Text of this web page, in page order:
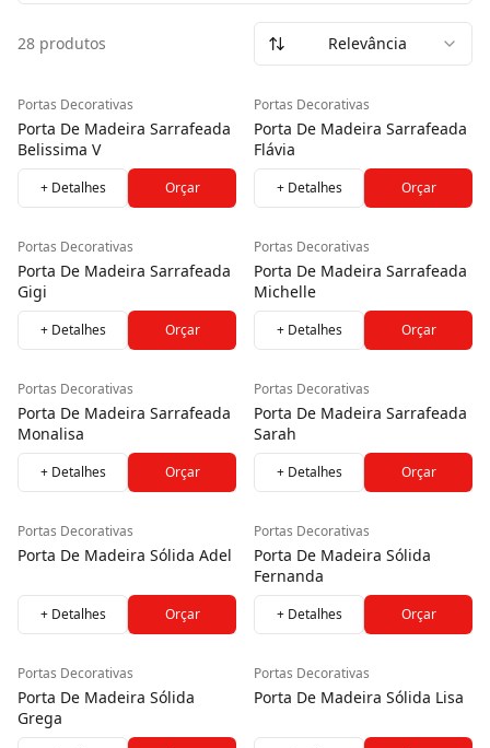
Mais do que um elemento funcional, a porta decorativa
agrega personalidade e sofisticação aos ambientes.
Produzida com estrutura sarrafeada, une resistência,
leveza e excelente acabamento, valorizando o projeto com
design marcante e detalhes que fazem diferença na
composição.
28 produtos Relevância
Portas Decorativas
Porta De Madeira Sarrafeada
Belissima V
+ Detalhes Orçar
Portas Decorativas
Porta De Madeira Sarrafeada
Flávia
+ Detalhes Orçar
Portas Decorativas
Porta De Madeira Sarrafeada
Gigi
+ Detalhes Orçar
Portas Decorativas
Porta De Madeira Sarrafeada
Michelle
+ Detalhes Orçar
Portas Decorativas
Porta De Madeira Sarrafeada
Monalisa
+ Detalhes Orçar
Portas Decorativas
Porta De Madeira Sarrafeada
Sarah
+ Detalhes Orçar
Portas Decorativas
Porta De Madeira Sólida Adel
+ Detalhes Orçar
Portas Decorativas
Porta De Madeira Sólida
Fernanda
+ Detalhes Orçar
Portas Decorativas
Porta De Madeira Sólida
Grega
Portas Decorativas
Porta De Madeira Sólida Lisa